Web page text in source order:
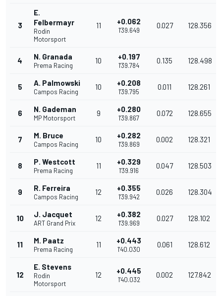
3
E.
Felbermayr
Rodin
Motorsport
11 +0.062
1'39.649
0.027 128.356
4 N. Granada
Prema Racing
10 +0.197
1'39.784
0.135 128.498
5 A. Palmowski
Campos Racing
10 +0.208
1'39.795
0.011 128.261
6 N. Gademan
MP Motorsport
9 +0.280
1'39.867
0.072 128.655
7 M. Bruce
Campos Racing
10 +0.282
1'39.869
0.002 128.321
8 P. Westcott
Prema Racing
11 +0.329
1'39.916
0.047 128.503
9 R. Ferreira
Campos Racing
12 +0.355
1'39.942
0.026 128.304
10 J. Jacquet
ART Grand Prix
12 +0.382
1'39.969
0.027 128.102
11 M. Paatz
Prema Racing
11 +0.443
1'40.030
0.061 128.612
12
E. Stevens
Rodin
Motorsport
12 +0.445
1'40.032
0.002 127.842